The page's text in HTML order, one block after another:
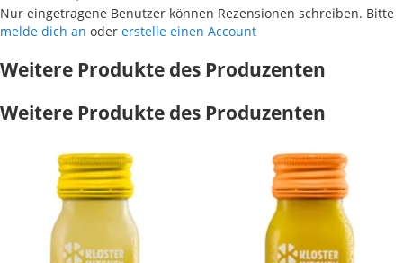
Nur eingetragene Benutzer können Rezensionen schreiben. Bitte
melde dich an oder erstelle einen Account
Weitere Produkte des Produzenten
Weitere Produkte des Produzenten